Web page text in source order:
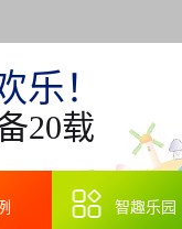
乐！
20载
智趣乐园